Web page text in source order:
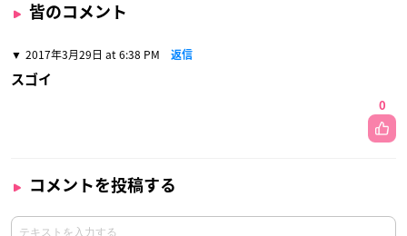
皆のコメント
2017年3月29日 at 6:38 PM 返信
スゴイ
0
コメントを投稿する